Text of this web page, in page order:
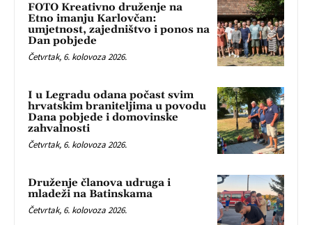
FOTO Kreativno druženje na
Etno imanju Karlovčan:
umjetnost, zajedništvo i ponos na
Dan pobjede
Četvrtak, 6. kolovoza 2026.
I u Legradu odana počast svim
hrvatskim braniteljima u povodu
Dana pobjede i domovinske
zahvalnosti
Četvrtak, 6. kolovoza 2026.
Druženje članova udruga i
mladeži na Batinskama
Četvrtak, 6. kolovoza 2026.